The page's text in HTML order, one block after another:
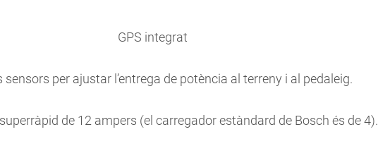
GPS integrat
sensors per ajustar l’entrega de potència al terreny i al pedaleig.
de 12 ampers (el carregador estàndard de Bosch és de 4).